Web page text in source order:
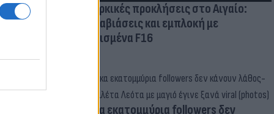
Τουρκικές προκλήσεις στο Αιγαίο:
Παραβιάσεις και εμπλοκή με
οπλισμένα F16
Δέκα εκατομμύρια followers δεν